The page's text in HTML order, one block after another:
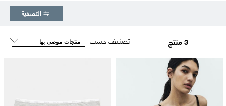
التصفية
3 منتج تصنيف حسب